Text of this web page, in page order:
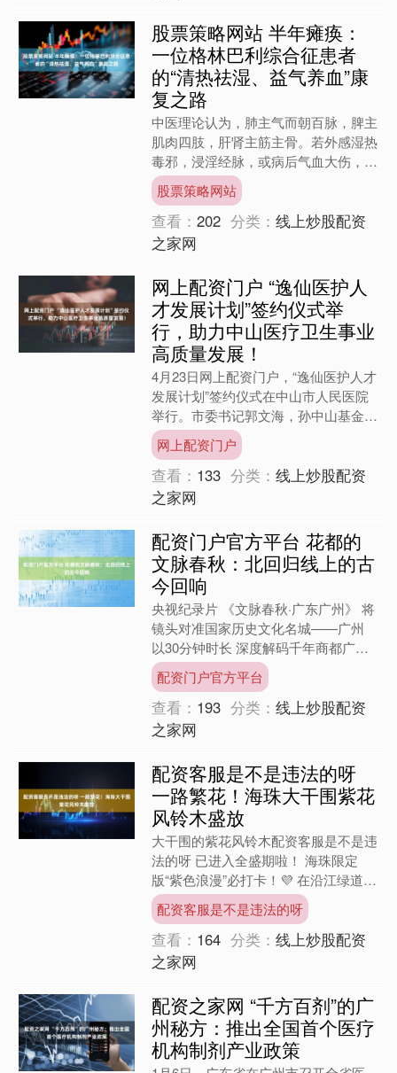
股票策略网站 半年瘫痪：
一位格林巴利综合征患者
的“清热祛湿、益气养血”康
复之路
中医理论认为，肺主气而朝百脉，脾主
肌肉四肢，肝肾主筋主骨。若外感湿热
毒邪，浸淫经脉，或病后气血大伤，则
筋脉失于濡养，渐致肢体痿软无力。因
此，治疗格林巴利综合征的....
股票策略网站
查看：202 分类：线上炒股配资
之家网
网上配资门户 “逸仙医护人
才发展计划”签约仪式举
行，助力中山医疗卫生事业
高质量发展！
4月23日网上配资门户，“逸仙医护人才
发展计划”签约仪式在中山市人民医院
举行。市委书记郭文海，孙中山基金会
会长汤炳权，孙中山先生曾侄孙、孙中
山基金会顾问孙必胜等....
网上配资门户
查看： 133 分类：线上炒股配资
之家网
配资门户官方平台 花都的
文脉春秋：北回归线上的古
今回响
央视纪录片 《文脉春秋·广东广州》 将
镜头对准国家历史文化名城——广州
以30分钟时长 深度解码千年商都广州
展现其“敢为天下先”的城市精神 和
以“绣花功夫”绘....
配资门户官方平台
查看： 193 分类：线上炒股配资
之家网
配资客服是不是违法的呀
一路繁花！海珠大干围紫花
风铃木盛放
大干围的紫花风铃木配资客服是不是违
法的呀 已进入全盛期啦！ 海珠限定
版“紫色浪漫”必打卡！💜 在沿江绿道边
团团簇簇的粉紫色花球挂满枝头 花朵
饱满而又轻盈 🥰 ....
配资客服是不是违法的呀
查看： 164 分类：线上炒股配资
之家网
配资之家网 “千方百剂”的广
州秘方：推出全国首个医疗
机构制剂产业政策